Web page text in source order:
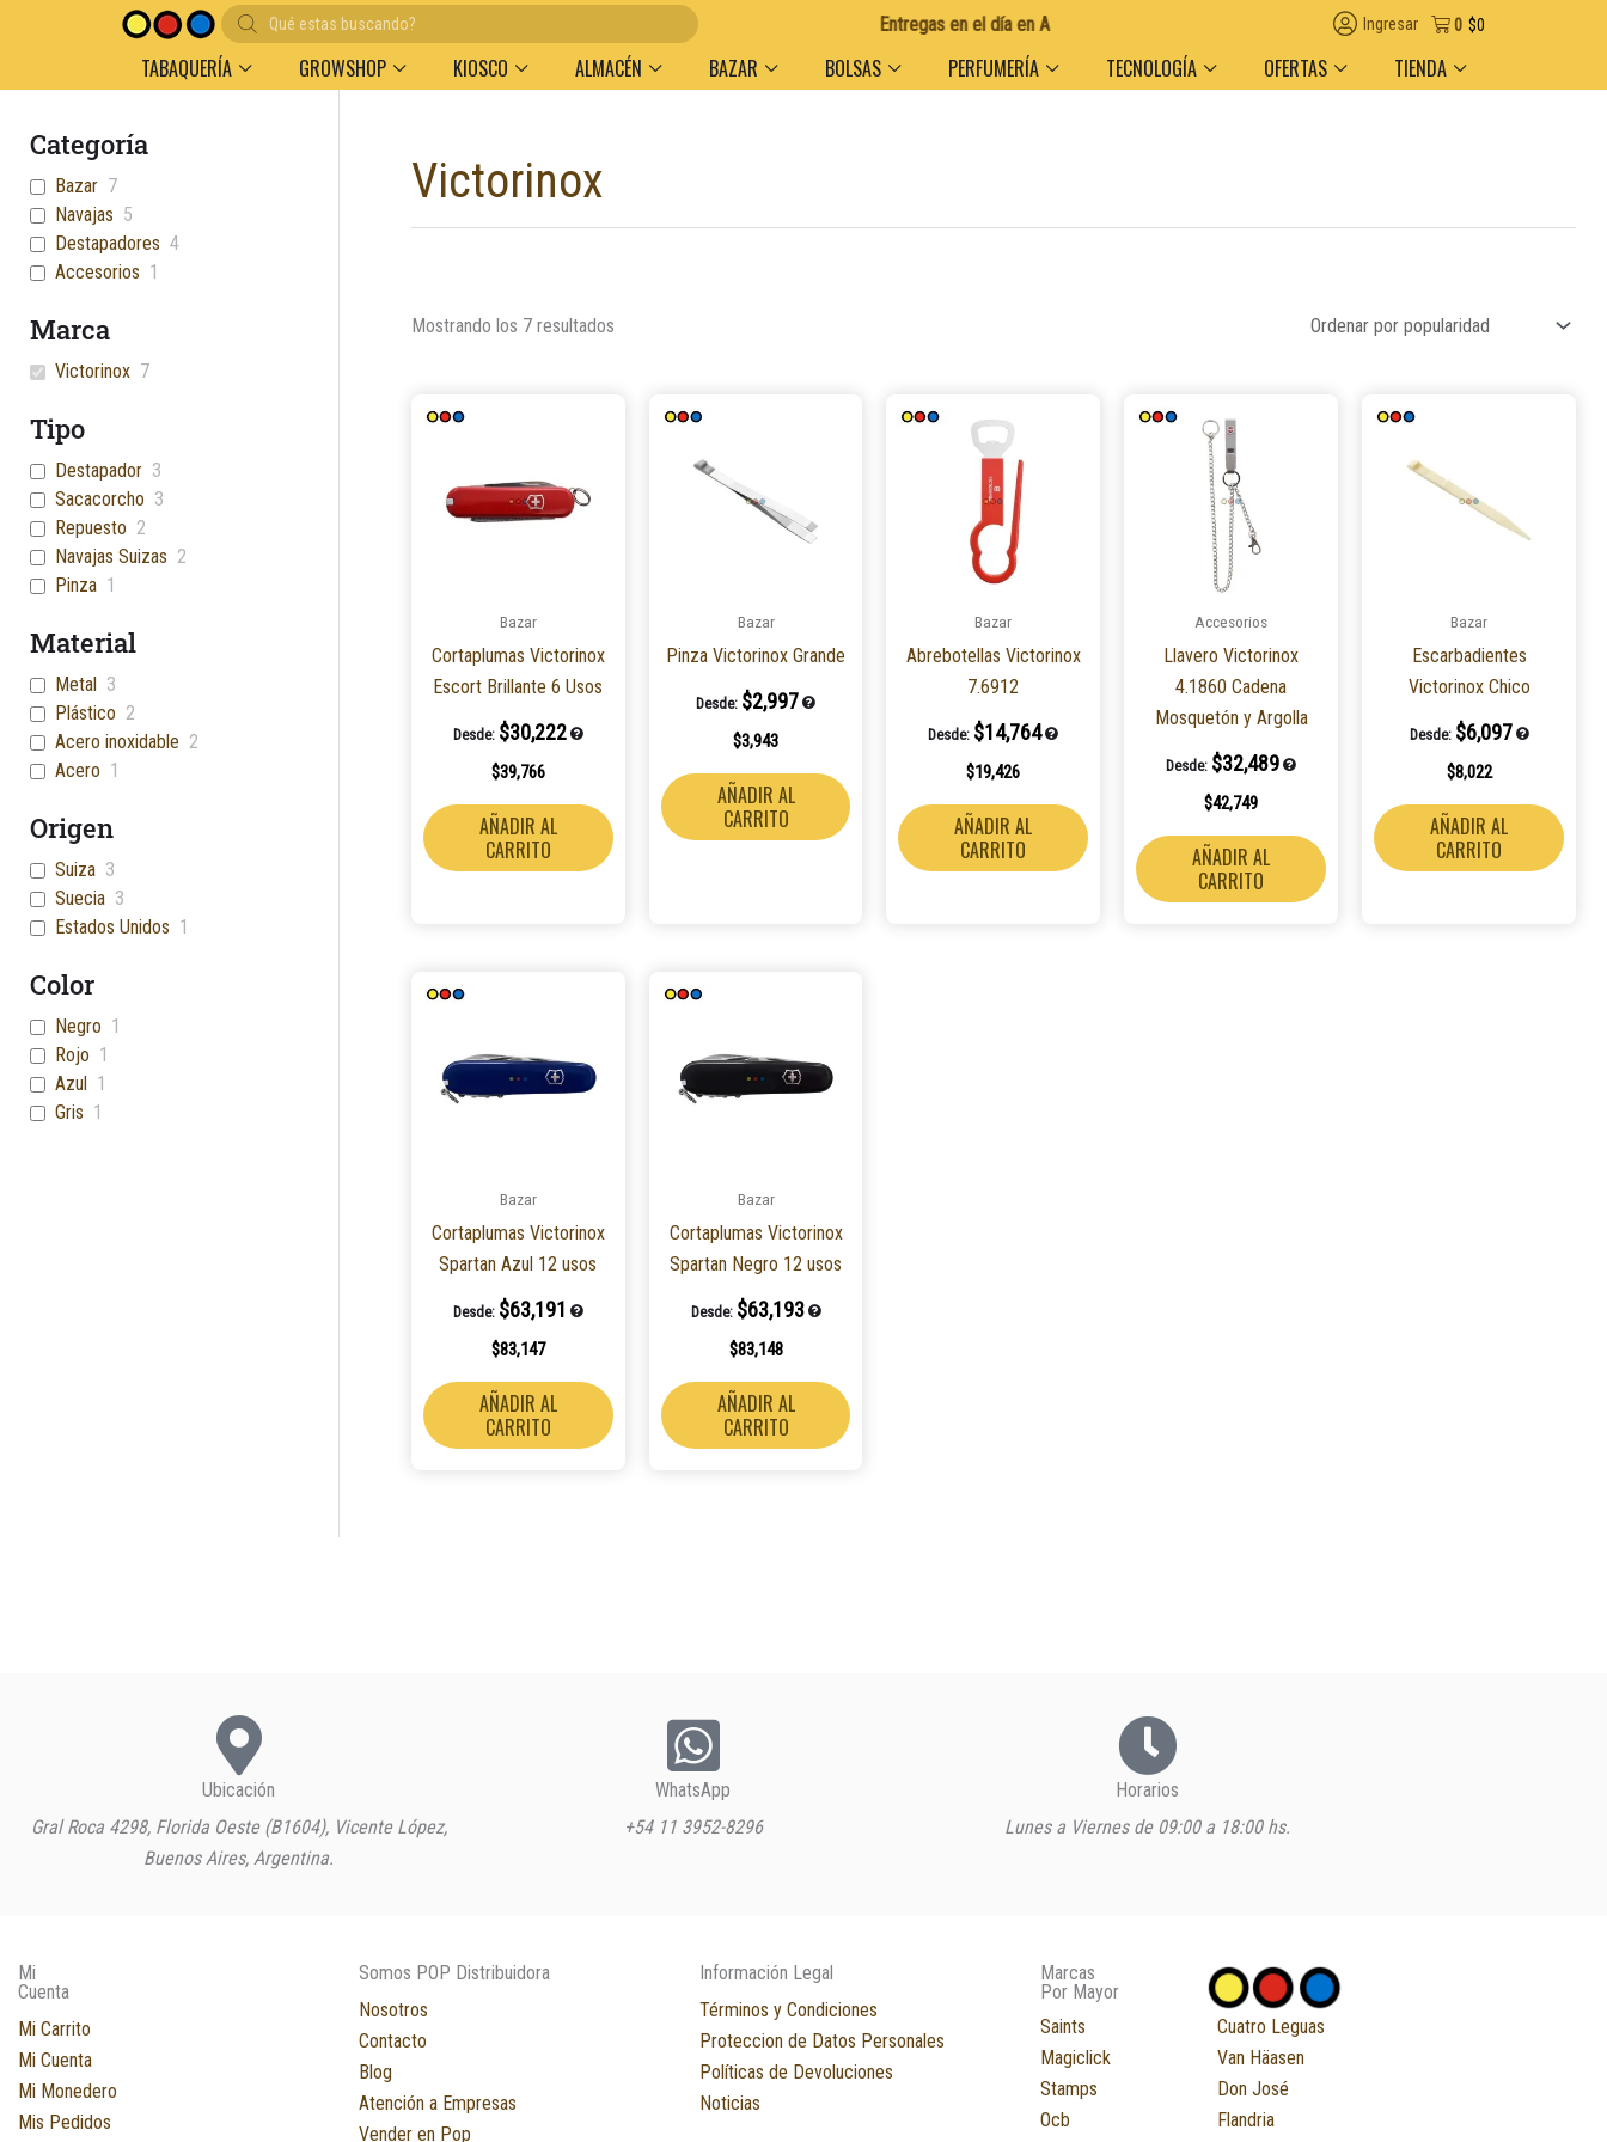
Búsqueda
de
productos
Entregas en el día en AMBA Descuento por volumen y medio de pago $0
0
Ingresar
TABAQUERÍA GROWSHOP KIOSCO ALMACÉN BAZAR BOLSAS PERFUMERÍA TECNOLOGÍA OFERTAS TIENDA
Categoría
Bazar 7
Navajas 5
Destapadores 4
Accesorios 1
Marca
Victorinox 7
Tipo
Destapador 3
Sacacorcho 3
Repuesto 2
Navajas Suizas 2
Pinza 1
Material
Metal 3
Plástico 2
Acero inoxidable 2
Acero 1
Origen
Suiza 3
Suecia 3
Estados Unidos 1
Color
Negro 1
Rojo 1
Azul 1
Gris 1
Victorinox
Mostrando los 7 resultados
Bazar
Cortaplumas Victorinox
Escort Brillante 6 Usos
Desde: $30,222
$39,766
AÑADIR AL
CARRITO
Bazar
Pinza Victorinox Grande
Desde: $2,997
$3,943
AÑADIR AL
CARRITO
Bazar
Abrebotellas Victorinox
7.6912
Desde: $14,764
$19,426
AÑADIR AL
CARRITO
Accesorios
Llavero Victorinox
4.1860 Cadena
Mosquetón y Argolla
Desde: $32,489
$42,749
AÑADIR AL
CARRITO
Bazar
Escarbadientes
Victorinox Chico
Desde: $6,097
$8,022
AÑADIR AL
CARRITO
Bazar
Cortaplumas Victorinox
Spartan Azul 12 usos
Desde: $63,191
$83,147
AÑADIR AL
CARRITO
Bazar
Cortaplumas Victorinox
Spartan Negro 12 usos
Desde: $63,193
$83,148
AÑADIR AL
CARRITO
Ubicación
Gral Roca 4298, Florida Oeste (B1604), Vicente López,
Buenos Aires, Argentina.
WhatsApp
+54 11 3952-8296
Horarios
Lunes a Viernes de 09:00 a 18:00 hs.
Mi
Cuenta
Mi Carrito
Mi Cuenta
Mi Monedero
Mis Pedidos
Somos POP Distribuidora
Nosotros
Contacto
Blog
Atención a Empresas
Vender en Pop
Información Legal
Términos y Condiciones
Proteccion de Datos Personales
Políticas de Devoluciones
Noticias
Marcas
Por Mayor
Saints
Magiclick
Stamps
Ocb
Cuatro Leguas
Van Häasen
Don José
Flandria